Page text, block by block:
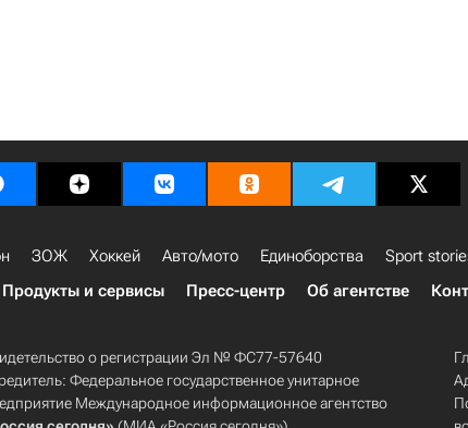
ЗОЖ Хоккей Авто/мото Единоборства Sport
Продукты и сервисы Пресс-центр Об агентстве
о регистрации Эл № ФС77-57640
Федеральное государственное унитарное
Международное информационное агентство